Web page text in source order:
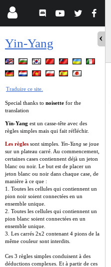
Yin-Yang
Traduire ce site.
Special thanks to noisette for the
translation
Yin-Yang est un casse-tête avec des
règles simples mais qui fait réfléchir.
Les règles sont simples. Yin-Yang se joue
sur un plateau carré. Au commencement,
certaines cases contiennent déjà un jeton
blanc ou noir. Le but est de placer un
jeton blanc ou noir dans chaque case, de
manière à ce que :
1. Toutes les cellules qui contiennent un
pion noir soient connectées en un
ensemble unique.
2. Toutes les cellules qui contiennent un
pion blanc soient connectées en un
ensemble unique.
3. Les carrés 2x2 contenant 4 pions de la
même couleur sont interdits.
Ces 3 règles simples conduisent à des
déductions complexes. Et à partir de ces